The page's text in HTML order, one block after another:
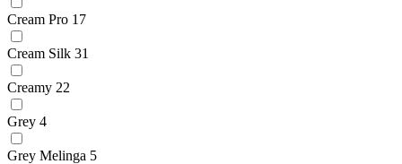
Cream Pro 17
Cream Silk 31
Creamy 22
Grey 4
Grey Melinga 5